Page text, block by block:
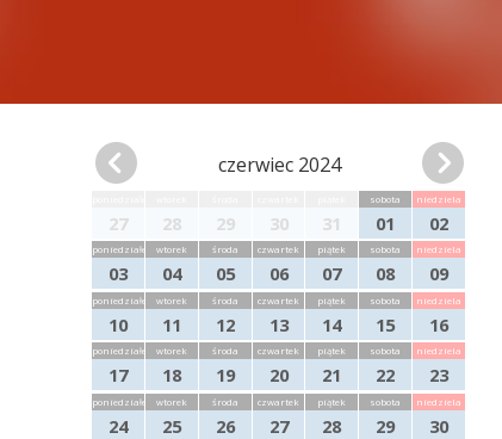
czerwiec 2024
27 28 29 30 31
sobota
01
niedziela
02
poniedziałek
03
wtorek
04
środa
05
czwartek
06
piątek
07
sobota
08
niedziela
09
poniedziałek
10
wtorek
11
środa
12
czwartek
13
piątek
14
sobota
15
niedziela
16
poniedziałek
17
wtorek
18
środa
19
czwartek
20
piątek
21
sobota
22
niedziela
23
poniedziałek
24
wtorek
25
środa
26
czwartek
27
piątek
28
sobota
29
niedziela
30